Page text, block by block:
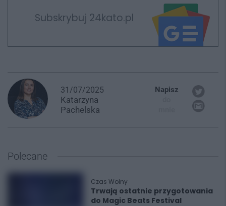
Subskrybuj 24kato.pl
31/07/2025
Katarzyna
Pachelska
Napisz
Polecane
Czas Wolny
Trwają ostatnie przygotowania
do Magic Beats Festival